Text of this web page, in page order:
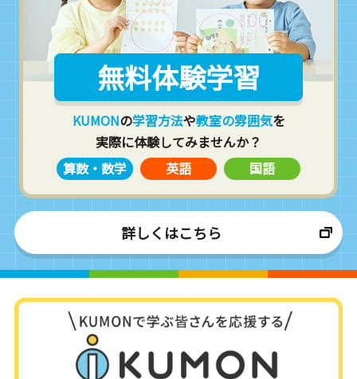
無料体験学習
KUMONの学習方法や教室の雰囲気を
実際に体験してみませんか？
算数・数学
英語 国語
詳しくはこちら